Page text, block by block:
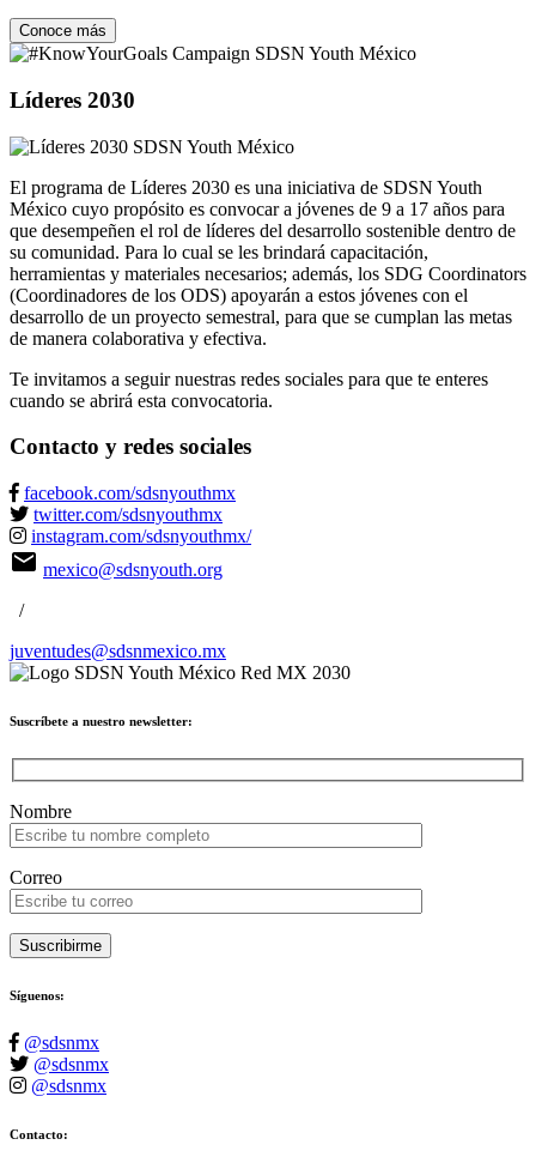
Conoce más
Líderes 2030
El programa de Líderes 2030 es una iniciativa de SDSN Youth
México cuyo propósito es convocar a jóvenes de 9 a 17 años para
que desempeñen el rol de líderes del desarrollo sostenible dentro de
su comunidad. Para lo cual se les brindará capacitación,
herramientas y materiales necesarios; además, los SDG Coordinators
(Coordinadores de los ODS) apoyarán a estos jóvenes con el
desarrollo de un proyecto semestral, para que se cumplan las metas
de manera colaborativa y efectiva.
Te invitamos a seguir nuestras redes sociales para que te enteres
cuando se abrirá esta convocatoria.
Contacto y redes sociales
facebook.com/sdsnyouthmx
twitter.com/sdsnyouthmx
instagram.com/sdsnyouthmx/
mail mexico@sdsnyouth.org
/
juventudes@sdsnmexico.mx
Suscríbete a nuestro newsletter:
Please leave this field empty.
Nombre
Correo
Suscribirme
Síguenos:
@sdsnmx
@sdsnmx
@sdsnmx
Contacto: